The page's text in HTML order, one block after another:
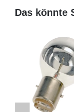
Das könnte